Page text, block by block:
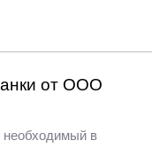
от ООО
в